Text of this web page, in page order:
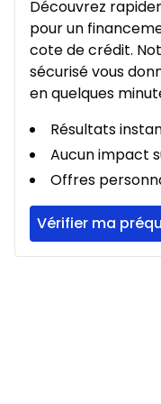
Location sur 36
0.00 $ d'acompte
Location sur 27
0.00 $ d'acompte •
Location sur 24 mois
Découvrez
pour un
cote de crédit.
sécurisé vous
en quelques
Résultats
Aucun impact
Offres
Vérifier ma